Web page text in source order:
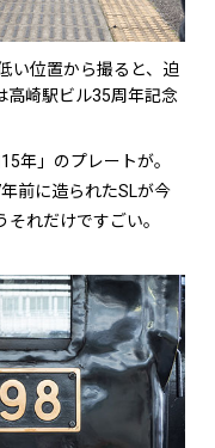
い位置から撮ると、迫
高崎駅ビル35周年記念
年」のプレートが。
前に造られたSLが今
れだけですごい。